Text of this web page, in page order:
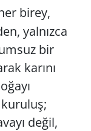
birey,
yalnızca
bir
karını
değil,